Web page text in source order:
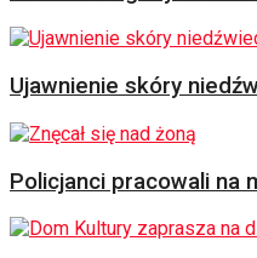
Ujawnienie skóry
Policjanci pracowali na